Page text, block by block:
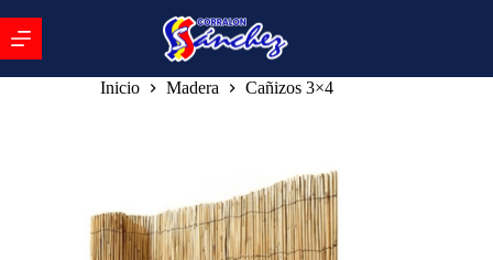
Inicio Madera Cañizos 3×4